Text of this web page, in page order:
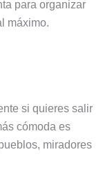
para organizar
máximo.
si quieres salir
cómoda es
miradores